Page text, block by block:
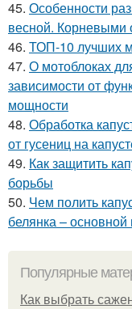
45. Особенности
весной. Корневыми
46. ТОП-10 лучших
47. О мотоблоках
зависимости от
мощности
48. Обработка
от гусениц на
49. Как защитить
борьбы
50. Чем полить
белянка – основной
Популярные
Как выбрать